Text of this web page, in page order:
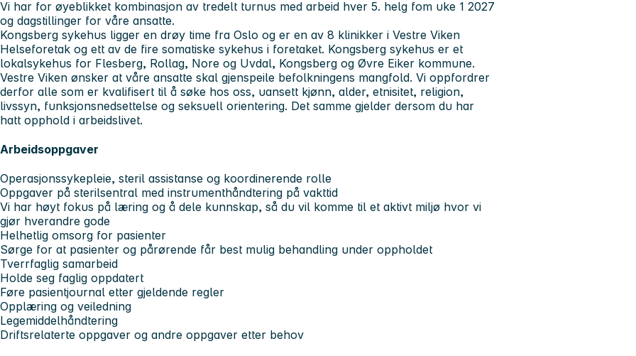
Vi har for øyeblikket kombinasjon av tredelt turnus med arbeid hver 5. helg fom uke 1 2027
og dagstillinger for våre ansatte.
Kongsberg sykehus ligger en drøy time fra Oslo og er en av 8 klinikker i Vestre Viken
Helseforetak og ett av de fire somatiske sykehus i foretaket. Kongsberg sykehus er et
lokalsykehus for Flesberg, Rollag, Nore og Uvdal, Kongsberg og Øvre Eiker kommune.
Vestre Viken ønsker at våre ansatte skal gjenspeile befolkningens mangfold. Vi oppfordrer
derfor alle som er kvalifisert til å søke hos oss, uansett kjønn, alder, etnisitet, religion,
livssyn, funksjonsnedsettelse og seksuell orientering. Det samme gjelder dersom du har
hatt opphold i arbeidslivet.
Arbeidsoppgaver
Operasjonssykepleie, steril assistanse og koordinerende rolle
Oppgaver på sterilsentral med instrumenthåndtering på vakttid
Vi har høyt fokus på læring og å dele kunnskap, så du vil komme til et aktivt miljø hvor vi
gjør hverandre gode
Helhetlig omsorg for pasienter
Sørge for at pasienter og pårørende får best mulig behandling under oppholdet
Tverrfaglig samarbeid
Holde seg faglig oppdatert
Føre pasientjournal etter gjeldende regler
Opplæring og veiledning
Legemiddelhåndtering
Driftsrelaterte oppgaver og andre oppgaver etter behov